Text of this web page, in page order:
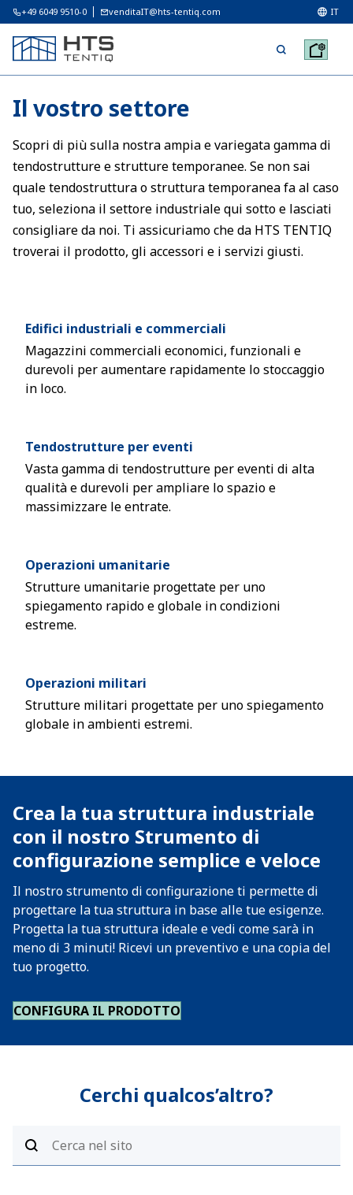
+49 6049 9510-0 venditaIT@hts-tentiq.com IT
Il vostro settore
Scopri di più sulla nostra ampia e variegata gamma di
tendostrutture e strutture temporanee. Se non sai
quale tendostruttura o struttura temporanea fa al caso
tuo, seleziona il settore industriale qui sotto e lasciati
consigliare da noi. Ti assicuriamo che da HTS TENTIQ
troverai il prodotto, gli accessori e i servizi giusti.
Edifici industriali e commerciali
Magazzini commerciali economici, funzionali e
durevoli per aumentare rapidamente lo stoccaggio
in loco.
Tendostrutture per eventi
Vasta gamma di tendostrutture per eventi di alta
qualità e durevoli per ampliare lo spazio e
massimizzare le entrate.
Operazioni umanitarie
Strutture umanitarie progettate per uno
spiegamento rapido e globale in condizioni
estreme.
Operazioni militari
Strutture militari progettate per uno spiegamento
globale in ambienti estremi.
Crea la tua struttura industriale
con il nostro Strumento di
configurazione semplice e veloce
Il nostro strumento di configurazione ti permette di
progettare la tua struttura in base alle tue esigenze.
Progetta la tua struttura ideale e vedi come sarà in
meno di 3 minuti! Ricevi un preventivo e una copia del
tuo progetto.
CONFIGURA IL PRODOTTO
Cerchi qualcos’altro?